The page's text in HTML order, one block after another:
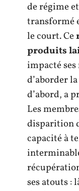
de régime et
transformé
le court. Ce
produits
impacté
d’aborder
d’abord, a
Les
disparition
capacité à
ses atouts :